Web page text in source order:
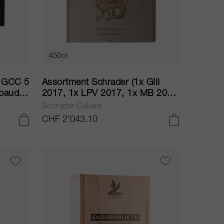
5
450cl
Assortment Schrader (1x GIII
2017, 1x LPV 2017, 1x MB 2017,
2x RBS 2017, 1x T6 2017) 2017
Schrader Cellars
CHF 2’043.10